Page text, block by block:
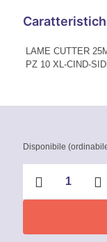
LAME CUTTER
PZ 10 XL-CIND-
Disponibile
Black
Tajima